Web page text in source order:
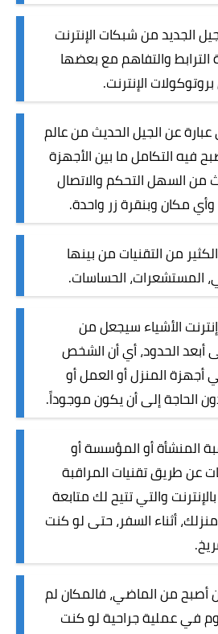
الجديد من شبكات الإنترنت
الترابط والتفاهم مع بعضها
الإنترنت.
عن الجيل الحديث من عالم
فيه التكامل ما بين الأجهزة
من السهل التحكم والاتصال
مكان وبنقرة زر واحدة.
من التقنيات من بينها
المستشعرات، الحساسات.
الأشياء سيجعل من
أبعد الحدود، أي أن الشخص
المنزل أو العمل أو
الحاجة إلى أن يكون موجوداً.
المنشأة أو المؤسسة أو
عن طريقتقنياتالمراقبة
والتي تتيح لك متابعة
أثناء السفر، حتى لو كنت
أصبح من الماضي، فالمكان لم
في عملية جراحية لو كنت